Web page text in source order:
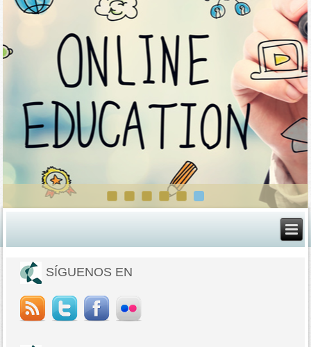
SÍGUENOS EN